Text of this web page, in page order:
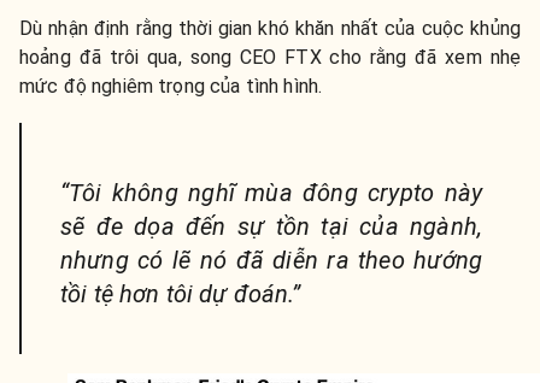
Dù nhận định rằng thời gian khó khăn nhất của cuộc khủng
hoảng đã trôi qua, song CEO FTX cho rằng đã xem nhẹ
mức độ nghiêm trọng của tình hình.
“Tôi không nghĩ mùa đông crypto này
sẽ đe dọa đến sự tồn tại của ngành,
nhưng có lẽ nó đã diễn ra theo hướng
tồi tệ hơn tôi dự đoán.”